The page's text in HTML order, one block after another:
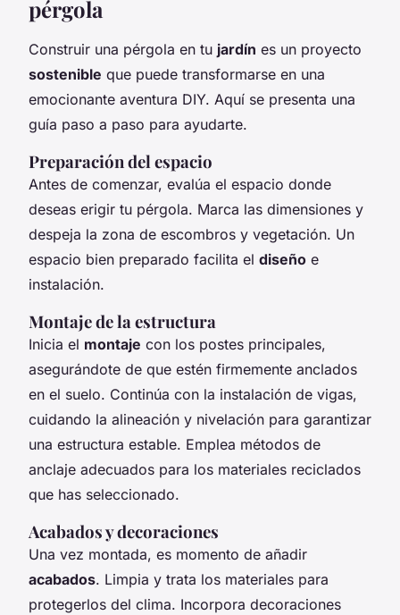
pérgola
Construir una pérgola en tu jardín es un proyecto
sostenible que puede transformarse en una
emocionante aventura DIY. Aquí se presenta una
guía paso a paso para ayudarte.
Preparación del espacio
Antes de comenzar, evalúa el espacio donde
deseas erigir tu pérgola. Marca las dimensiones y
despeja la zona de escombros y vegetación. Un
espacio bien preparado facilita el diseño e
instalación.
Montaje de la estructura
Inicia el montaje con los postes principales,
asegurándote de que estén firmemente anclados
en el suelo. Continúa con la instalación de vigas,
cuidando la alineación y nivelación para garantizar
una estructura estable. Emplea métodos de
anclaje adecuados para los materiales reciclados
que has seleccionado.
Acabados y decoraciones
Una vez montada, es momento de añadir
acabados. Limpia y trata los materiales para
protegerlos del clima. Incorpora decoraciones